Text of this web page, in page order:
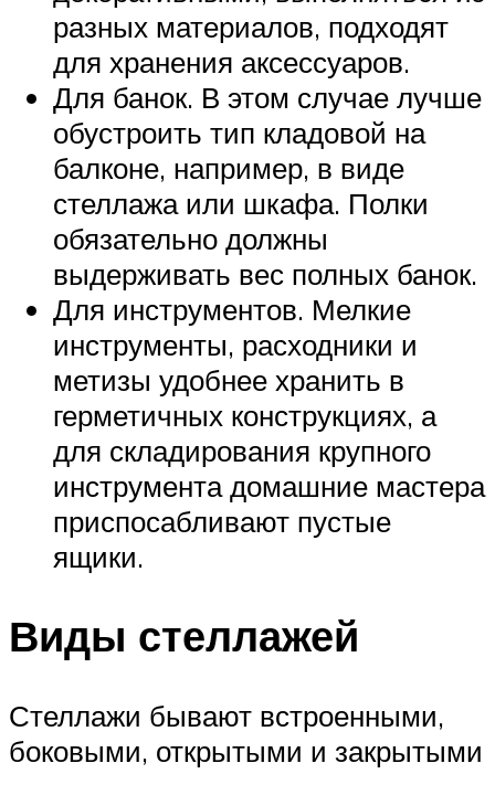
разных материалов, подходят
для хранения аксессуаров.
Для банок. В этом случае лучше
обустроить тип кладовой на
балконе, например, в виде
стеллажа или шкафа. Полки
обязательно должны
выдерживать вес полных банок.
Для инструментов. Мелкие
инструменты, расходники и
метизы удобнее хранить в
герметичных конструкциях, а
для складирования крупного
инструмента домашние мастера
приспосабливают пустые
ящики.
Виды стеллажей
Стеллажи бывают встроенными,
боковыми, открытыми и закрытыми